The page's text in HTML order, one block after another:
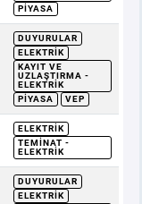
PIYASA
DUYURULAR
ELEKTRIK
KAYIT VE
UZLAŞTIRMA -
ELEKTRIK
PIYASA
VEP
ELEKTRIK
TEMINAT -
ELEKTRIK
DUYURULAR
ELEKTRIK